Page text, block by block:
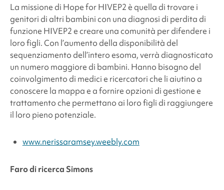
La missione di Hope for HIVEP2 è quella di trovare i
genitori di altri bambini con una diagnosi di perdita di
funzione HIVEP2 e creare una comunità per difendere i
loro figli. Con l’aumento della disponibilità del
sequenziamento dell’intero esoma, verrà diagnosticato
un numero maggiore di bambini. Hanno bisogno del
coinvolgimento di medici e ricercatori che li aiutino a
conoscere la mappa e a fornire opzioni di gestione e
trattamento che permettano ai loro figli di raggiungere
il loro pieno potenziale.
www.nerissaramsey.weebly.com
Faro di ricerca Simons